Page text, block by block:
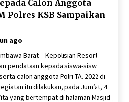
Calon Anggota
Polres KSB Sampaikan
ago
Barat – Kepolisian Resort
pendataan kepada siswa-siswi
calon anggota Polri TA. 2022 di
itu dilakukan, pada Jum’at, 4
yang bertempat di halaman Masjid